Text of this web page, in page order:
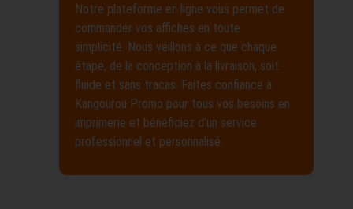
Notre plateforme en ligne vous permet de
commander vos affiches en toute
simplicité. Nous veillons à ce que chaque
étape, de la conception à la livraison, soit
fluide et sans tracas. Faites confiance à
Kangourou Promo pour tous vos besoins en
imprimerie et bénéficiez d’un service
professionnel et personnalisé.